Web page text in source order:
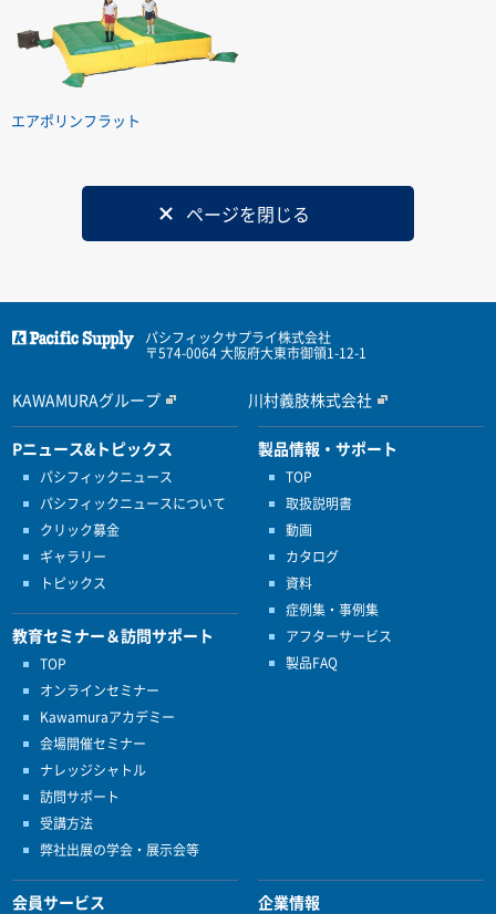
エアポリンフラット
ページを閉じる
パシフィックサプライ株式会社
〒574-0064 大阪府大東市御領1-12-1
KAWAMURAグループ 川村義肢株式会社
Pニュース&トピックス
パシフィックニュース
パシフィックニュースについて
クリック募金
ギャラリー
トピックス
教育セミナー＆訪問サポート
TOP
オンラインセミナー
Kawamuraアカデミー
会場開催セミナー
ナレッジシャトル
訪問サポート
受講方法
弊社出展の学会・展示会等
製品情報・サポート
TOP
取扱説明書
動画
カタログ
資料
症例集・事例集
アフターサービス
製品FAQ
会員サービス 企業情報